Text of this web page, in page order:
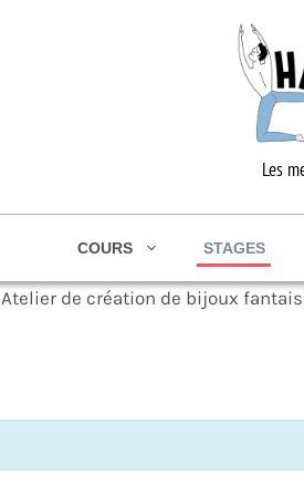
Les
COURS STAGES
Atelier de création de bijoux